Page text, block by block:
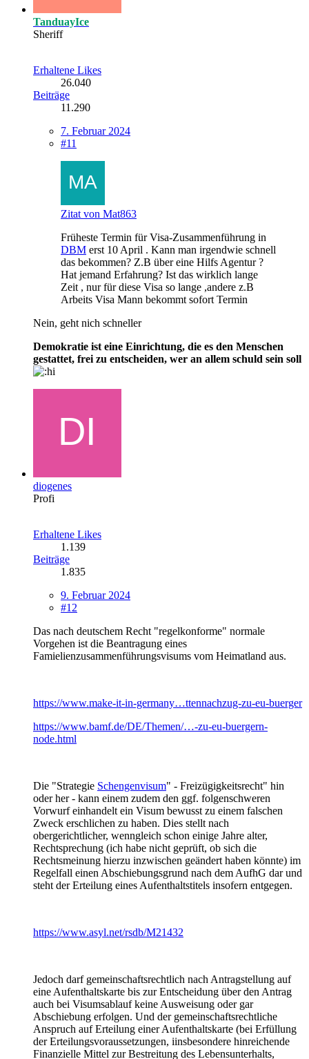
TanduayIce
Sheriff
Erhaltene Likes
26.040
Beiträge
11.290
7. Februar 2024
#11
Zitat von Mat863
Früheste Termin für Visa-Zusammenführung in
DBM erst 10 April . Kann man irgendwie schnell
das bekommen? Z.B über eine Hilfs Agentur ?
Hat jemand Erfahrung? Ist das wirklich lange
Zeit , nur für diese Visa so lange ,andere z.B
Arbeits Visa Mann bekommt sofort Termin
Nein, geht nich schneller
Demokratie ist eine Einrichtung, die es den Menschen
gestattet, frei zu entscheiden, wer an allem schuld sein soll
diogenes
Profi
Erhaltene Likes
1.139
Beiträge
1.835
9. Februar 2024
#12
Das nach deutschem Recht "regelkonforme" normale
Vorgehen ist die Beantragung eines
Famielienzusammenführungsvisums vom Heimatland aus.
https://www.make-it-in-germany…ttennachzug-zu-eu-buerger
https://www.bamf.de/DE/Themen/…-zu-eu-buergern-
node.html
Die "Strategie Schengenvisum" - Freizügigkeitsrecht" hin
oder her - kann einem zudem den ggf. folgenschweren
Vorwurf einhandelt ein Visum bewusst zu einem falschen
Zweck erschlichen zu haben. Dies stellt nach
obergerichtlicher, wenngleich schon einige Jahre alter,
Rechtsprechung (ich habe nicht geprüft, ob sich die
Rechtsmeinung hierzu inzwischen geändert haben könnte) im
Regelfall einen Abschiebungsgrund nach dem AufhG dar und
steht der Erteilung eines Aufenthaltstitels insofern entgegen.
https://www.asyl.net/rsdb/M21432
Jedoch darf gemeinschaftsrechtlich nach Antragstellung auf
eine Aufenthaltskarte bis zur Entscheidung über den Antrag
auch bei Visumsablauf keine Ausweisung oder gar
Abschiebung erfolgen. Und der gemeinschaftsrechtliche
Anspruch auf Erteilung einer Aufenthaltskarte (bei Erfüllung
der Erteilungsvoraussetzungen, iinsbesondere hinreichende
Finanzielle Mittel zur Bestreitung des Lebensunterhalts,